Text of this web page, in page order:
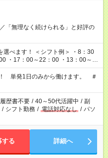
「無理なく続けられる」と好評の
・17：00～22：00 ・13：00～
など
！ 単発1日のみから働けます。 ＃
履歴書不要 / 40～50代活躍中 / 副
/ シフト勤務 / 電話対応なし / パソ
する 詳細へ